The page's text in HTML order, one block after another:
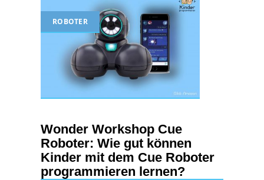
ROBOTER
Wonder Workshop Cue
Roboter: Wie gut können
Kinder mit dem Cue Roboter
programmieren lernen?